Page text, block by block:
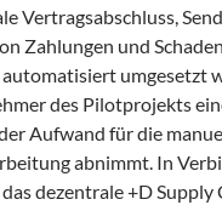
Vertragsabschluss,
Zahlungen und
umgesetzt
des Pilotprojekts
Aufwand für die
abnimmt. In
dezentrale +D Supply